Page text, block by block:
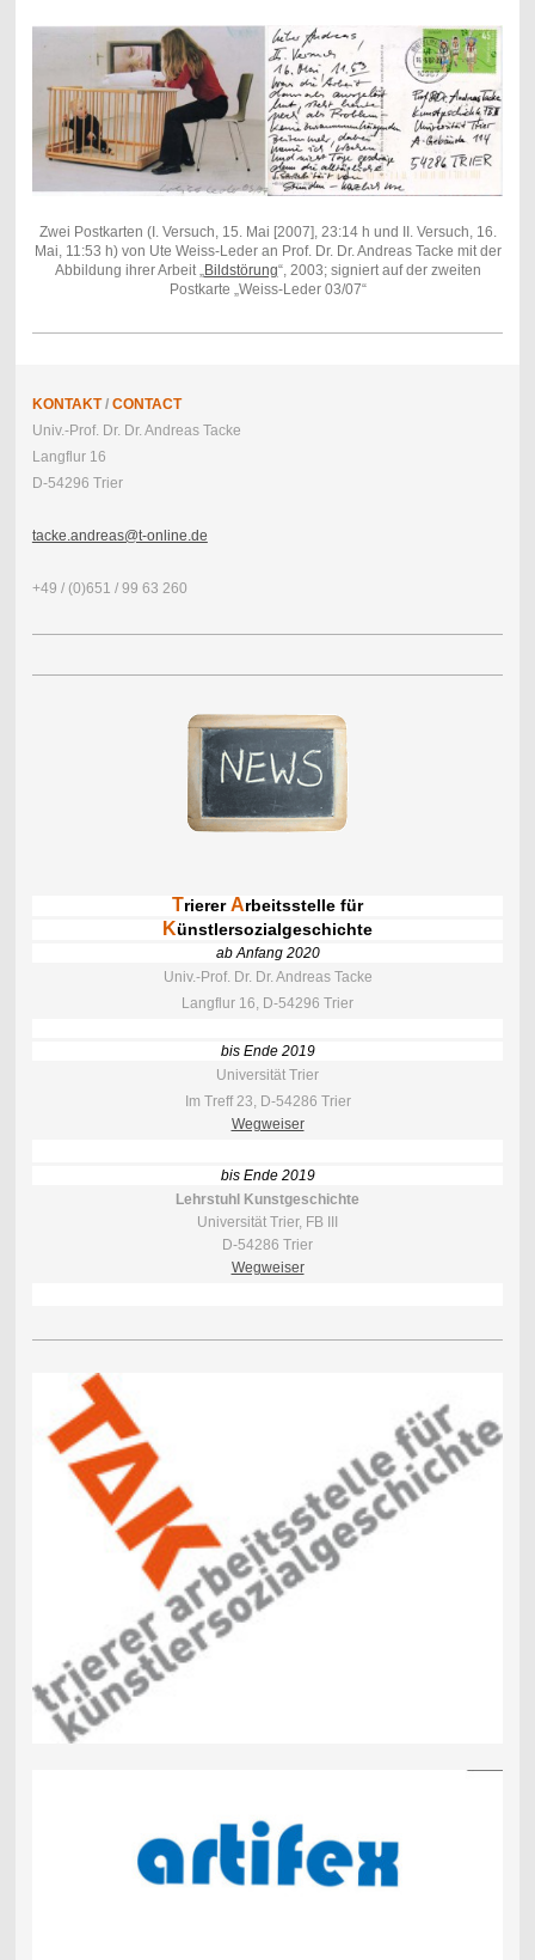
Zwei Postkarten (I. Versuch, 15. Mai [2007], 23:14 h und II. Versuch, 16.
Mai, 11:53 h) von Ute Weiss-Leder an Prof. Dr. Dr. Andreas Tacke mit der
Abbildung ihrer Arbeit „ Bildstörung“, 2003; signiert auf der zweiten
Postkarte „Weiss-Leder 03/07“
KONTAKT/ CONTACT
Univ.-Prof. Dr. Dr. Andreas Tacke
Langflur 16
D-54296 Trier
tacke.andreas@t-online.de
+49 / (0)651 / 99 63 260
Trierer Arbeitsstelle für
Künstlersozialgeschichte
ab Anfang 2020
Univ.-Prof. Dr. Dr. Andreas Tacke
Langflur 16, D-54296 Trier
bis Ende 2019
Universität Trier
Im Treff 23, D-54286 Trier
Wegweiser
bis Ende 2019
Lehrstuhl Kunstgeschichte
Universität Trier, FB III
D-54286 Trier
Wegweiser